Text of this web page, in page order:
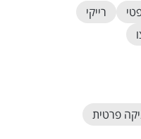
רייקי
פרטית